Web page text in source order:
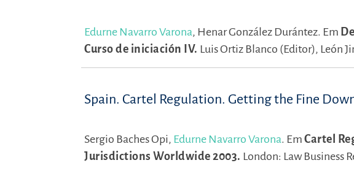
Edurne Navarro Varona, Henar González Durántez. Em
Curso de iniciación IV. Luis Ortiz Blanco (Editor), León
Spain. Cartel Regulation. Getting the Fine
Sergio Baches Opi, Edurne Navarro Varona. Em Cartel
Jurisdictions Worldwide 2003. London: Law Business